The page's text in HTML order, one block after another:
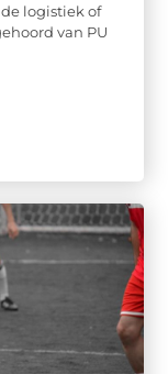
logistiek of
van PU